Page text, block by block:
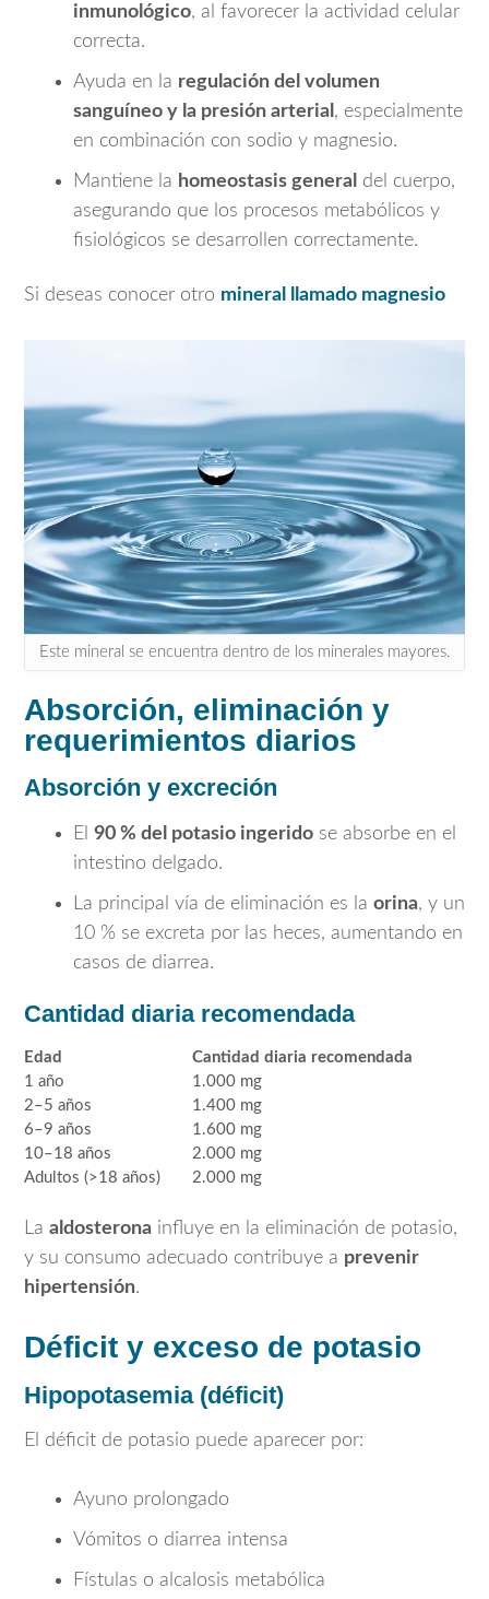
inmunológico, al favorecer la actividad celular
correcta.
Ayuda en la regulación del volumen
sanguíneo y la presión arterial , especialmente
en combinación con sodio y magnesio.
Mantiene la homeostasis general del cuerpo,
asegurando que los procesos metabólicos y
fisiológicos se desarrollen correctamente.
Si deseas conocer otro mineral llamado magnesio
Este mineral se encuentra dentro de los minerales mayores.
Absorción, eliminación y
requerimientos diarios
Absorción y excreción
El 90 % del potasio ingerido se absorbe en el
intestino delgado.
La principal vía de eliminación es la orina, y un
10 % se excreta por las heces, aumentando en
casos de diarrea.
Cantidad diaria recomendada
Edad
Cantidad diaria recomendada
1 año
1.000 mg
2–5 años
1.400 mg
6–9 años
1.600 mg
10–18 años
2.000 mg
Adultos (>18 años)
2.000 mg
La aldosterona influye en la eliminación de potasio,
y su consumo adecuado contribuye a prevenir
hipertensión.
Déficit y exceso de potasio
Hipopotasemia (déficit)
El déficit de potasio puede aparecer por:
Ayuno prolongado
Vómitos o diarrea intensa
Fístulas o alcalosis metabólica